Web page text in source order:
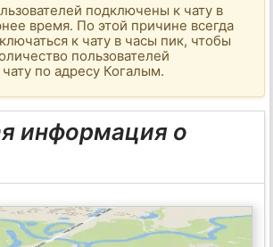
подключены к чату в
время. По этой причине всегда
к чату в часы пик, чтобы
пользователей
по адресу Когалым.
информация о